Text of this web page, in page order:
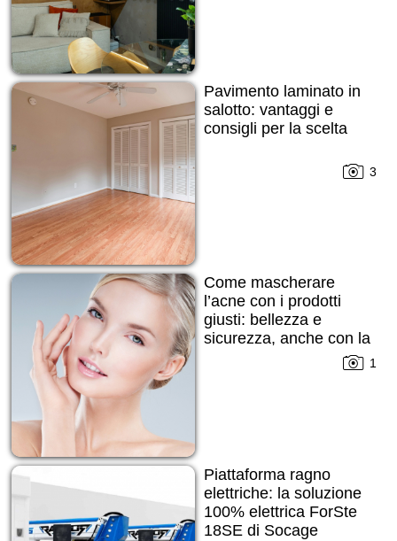
Pavimento laminato in
salotto: vantaggi e
consigli per la scelta
3
Come mascherare
l’acne con i prodotti
giusti: bellezza e
sicurezza, anche con la
1
Piattaforma ragno
elettriche: la soluzione
100% elettrica ForSte
18SE di Socage